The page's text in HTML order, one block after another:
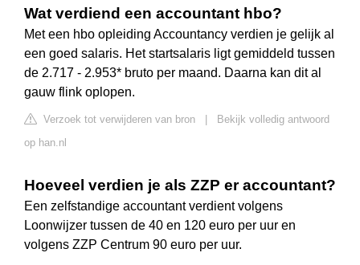
Wat verdiend een accountant hbo?
Met een hbo opleiding Accountancy verdien je gelijk al
een goed salaris. Het startsalaris ligt gemiddeld tussen
de 2.717 - 2.953* bruto per maand. Daarna kan dit al
gauw flink oplopen.
Verzoek tot verwijderen van bron
Bekijk volledig antwoord
op han.nl
Hoeveel verdien je als ZZP er accountant?
Een zelfstandige accountant verdient volgens
Loonwijzer tussen de 40 en 120 euro per uur en
volgens ZZP Centrum 90 euro per uur.